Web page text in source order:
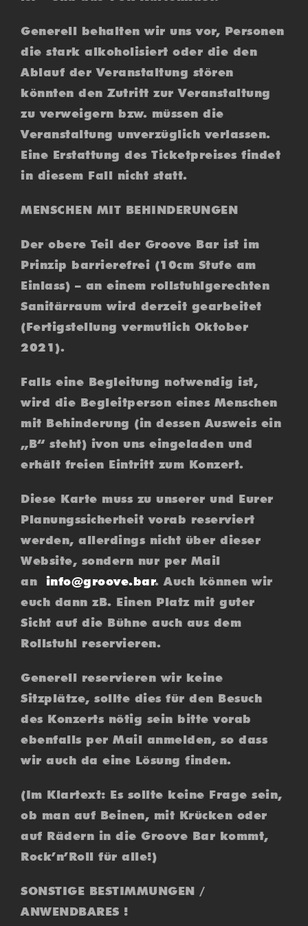
Generell behalten wir uns vor, Personen
die stark alkoholisiert oder die den
Ablauf der Veranstaltung stören
könnten den Zutritt zur Veranstaltung
zu verweigern bzw. müssen die
Veranstaltung unverzüglich verlassen.
Eine Erstattung des Ticketpreises findet
in diesem Fall nicht statt.
MENSCHEN MIT BEHINDERUNGEN
Der obere Teil der Groove Bar ist im
Prinzip barrierefrei (10cm Stufe am
Einlass) – an einem rollstuhlgerechten
Sanitärraum wird derzeit gearbeitet
(Fertigstellung vermutlich Oktober
2021).
Falls eine Begleitung notwendig ist,
wird die Begleitperson eines Menschen
mit Behinderung (in dessen Ausweis ein
„B“ steht) ivon uns eingeladen und
erhält freien Eintritt zum Konzert.
Diese Karte muss zu unserer und Eurer
Planungssicherheit vorab reserviert
werden, allerdings nicht über dieser
Website, sondern nur per Mail
an info@groove.bar. Auch können wir
euch dann zB. Einen Platz mit guter
Sicht auf die Bühne auch aus dem
Rollstuhl reservieren.
Generell reservieren wir keine
Sitzplätze, sollte dies für den Besuch
des Konzerts nötig sein bitte vorab
ebenfalls per Mail anmelden, so dass
wir auch da eine Lösung finden.
(Im Klartext: Es sollte keine Frage sein,
ob man auf Beinen, mit Krücken oder
auf Rädern in die Groove Bar kommt,
Rock’n’Roll für alle!)
SONSTIGE BESTIMMUNGEN /
ANWENDBARES !